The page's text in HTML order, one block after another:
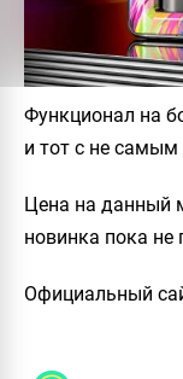
Функционал на
и тот с не
Цена на данный
новинка пока не
Официальный